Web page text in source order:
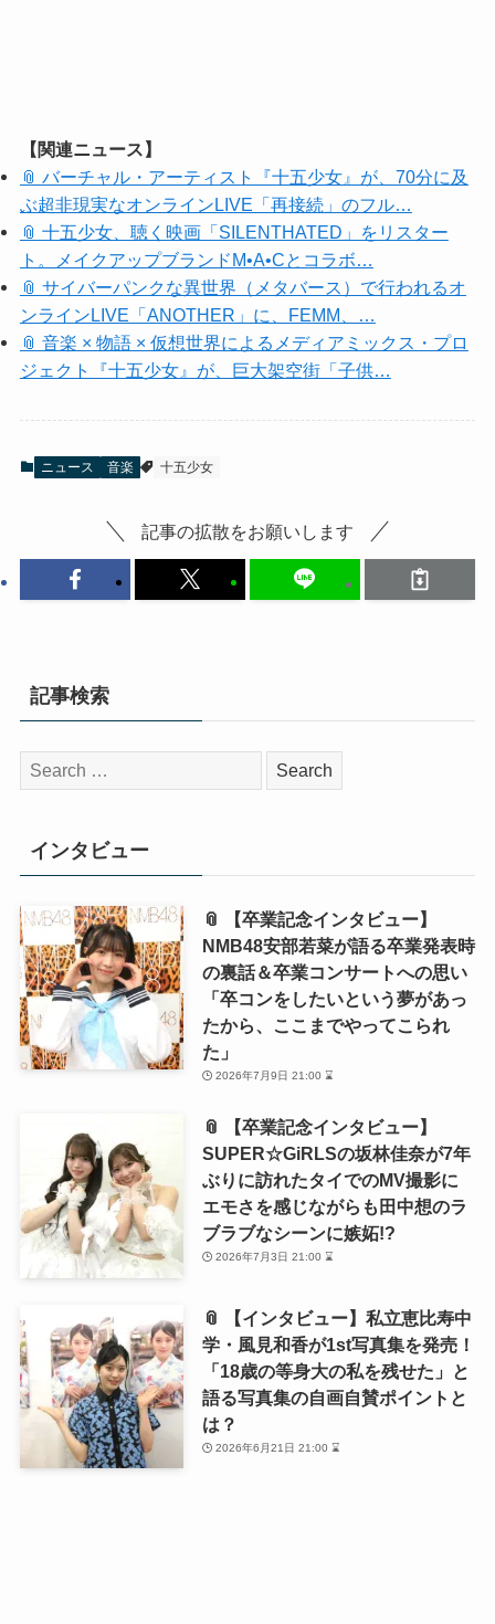
【関連ニュース】
📎 バーチャル・アーティスト『十五少女』が、70分に及
ぶ超非現実なオンラインLIVE「再接続」のフル…
📎 十五少女、聴く映画「SILENTHATED」をリスター
ト。メイクアップブランドM•A•Cとコラボ…
📎 サイバーパンクな異世界（メタバース）で行われるオ
ンラインLIVE「ANOTHER」に、FEMM、…
📎 音楽 × 物語 × 仮想世界によるメディアミックス・プロ
ジェクト『十五少女』が、巨大架空街「子供…
ニュース 音楽 十五少女
記事の拡散をお願いします
記事検索
検
索:
インタビュー
📎 【卒業記念インタビュー】
NMB48安部若菜が語る卒業発表時
の裏話＆卒業コンサートへの思い
「卒コンをしたいという夢があっ
たから、ここまでやってこられ
た」
2026年7月9日 21:00 ⌛
📎 【卒業記念インタビュー】
SUPER☆GiRLSの坂林佳奈が7年
ぶりに訪れたタイでのMV撮影に
エモさを感じながらも田中想のラ
ブラブなシーンに嫉妬!?
2026年7月3日 21:00 ⌛
📎 【インタビュー】私立恵比寿中
学・風見和香が1st写真集を発売！
「18歳の等身大の私を残せた」と
語る写真集の自画自賛ポイントと
は？
2026年6月21日 21:00 ⌛